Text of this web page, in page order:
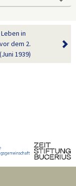
in
dem 2.
1939)